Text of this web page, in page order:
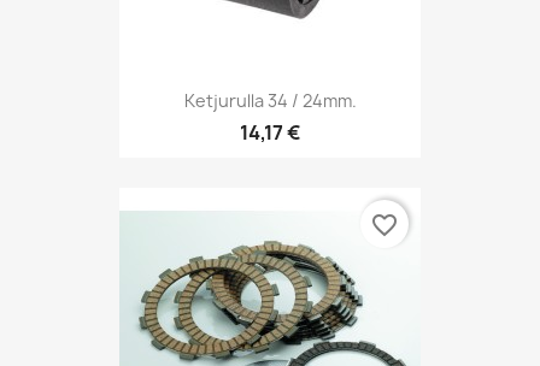
Ketjurulla 34 / 24mm.
14,17 €
favorite_border